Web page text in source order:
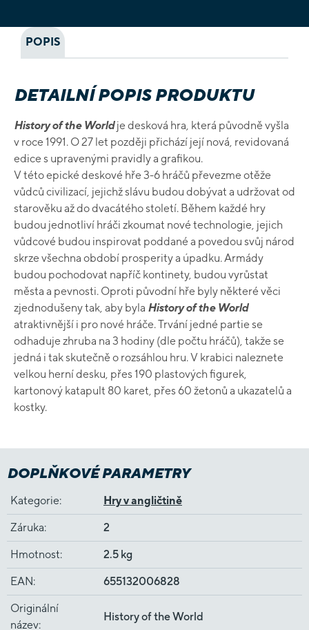
POPIS
DETAILNÍ POPIS PRODUKTU
History of the Worldje desková hra, která původně vyšla
v roce 1991. O 27 let později přichází její nová, revidovaná
edice s upravenými pravidly a grafikou.
V této epické deskové hře 3-6 hráčů převezme otěže
vůdců civilizací, jejichž slávu budou dobývat a udržovat od
starověku až do dvacátého století. Během každé hry
budou jednotliví hráči zkoumat nové technologie, jejich
vůdcové budou inspirovat poddané a povedou svůj národ
skrze všechna období prosperity a úpadku. Armády
budou pochodovat napříč kontinety, budou vyrůstat
města a pevnosti. Oproti původní hře byly některé věci
zjednodušeny tak, aby byla History of the World
atraktivnější i pro nové hráče. Trvání jedné partie se
odhaduje zhruba na 3 hodiny (dle počtu hráčů), takže se
jedná i tak skutečně o rozsáhlou hru. V krabici naleznete
velkou herní desku, přes 190 plastových figurek,
kartonový katapult 80 karet, přes 60 žetonů a ukazatelů a
kostky.
DOPLŇKOVÉ PARAMETRY
Kategorie: Hry v angličtině
Záruka: 2
Hmotnost: 2.5 kg
EAN: 655132006828
Originální
název:
History of the World